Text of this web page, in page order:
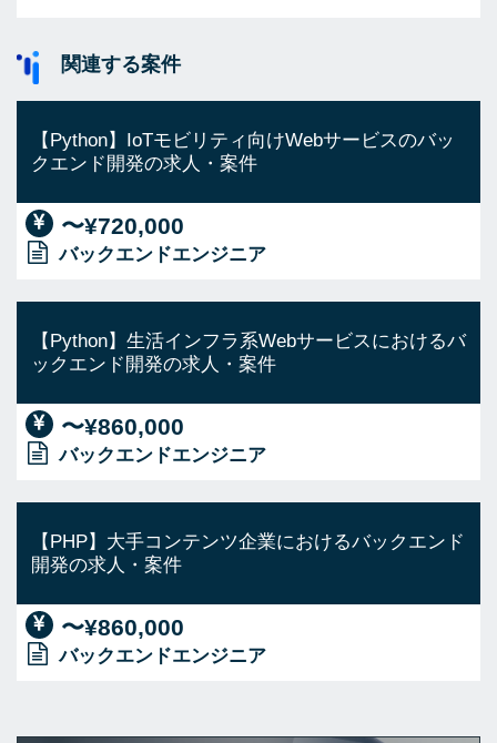
関連する案件
【Python】IoTモビリティ向けWebサービスのバッ
クエンド開発の求人・案件
〜¥720,000
バックエンドエンジニア
【Python】生活インフラ系Webサービスにおけるバ
ックエンド開発の求人・案件
〜¥860,000
バックエンドエンジニア
【PHP】大手コンテンツ企業におけるバックエンド
開発の求人・案件
〜¥860,000
バックエンドエンジニア